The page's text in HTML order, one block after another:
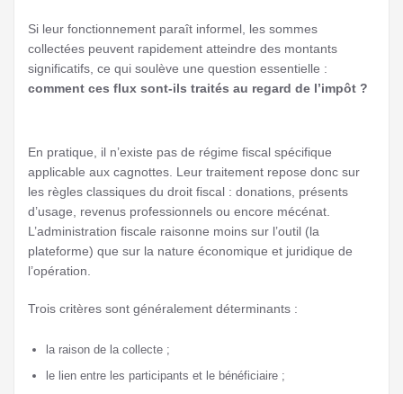
Si leur fonctionnement paraît informel, les sommes
collectées peuvent rapidement atteindre des montants
significatifs, ce qui soulève une question essentielle :
comment ces flux sont-ils traités au regard de l’impôt ?
En pratique, il n’existe pas de régime fiscal spécifique
applicable aux cagnottes. Leur traitement repose donc sur
les règles classiques du droit fiscal : donations, présents
d’usage, revenus professionnels ou encore mécénat.
L’administration fiscale raisonne moins sur l’outil (la
plateforme) que sur la nature économique et juridique de
l’opération.
Trois critères sont généralement déterminants :
la raison de la collecte ;
le lien entre les participants et le bénéficiaire ;